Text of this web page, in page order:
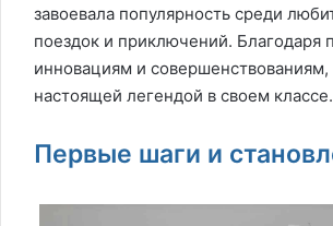
завоевала популярность среди
поездок и приключений. Благодаря
инновациям и совершенствованиям,
настоящей легендой в своем классе.
Первые шаги и